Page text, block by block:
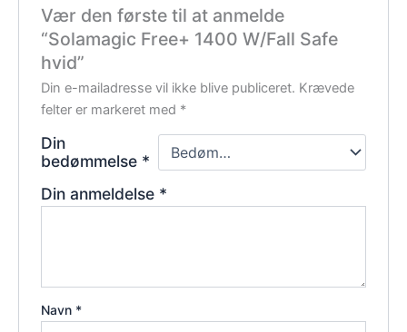
Vær den første til at anmelde
“Solamagic Free+ 1400 W/Fall Safe
hvid”
Din e-mailadresse vil ikke blive publiceret. Krævede
felter er markeret med *
Din
bedømmelse *
Din anmeldelse *
Navn *